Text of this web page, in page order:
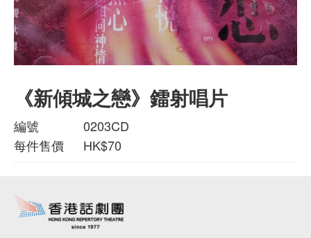
《新傾城之戀》鐳射唱片
編號
0203CD
每件售價
HK$70